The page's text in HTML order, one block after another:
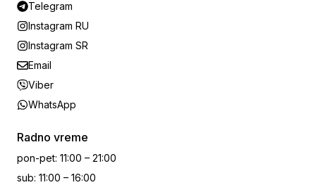
Telegram
Instagram RU
Instagram SR
Email
Viber
WhatsApp
Radno vreme
pon-pet: 11:00 – 21:00
sub: 11:00 – 16:00